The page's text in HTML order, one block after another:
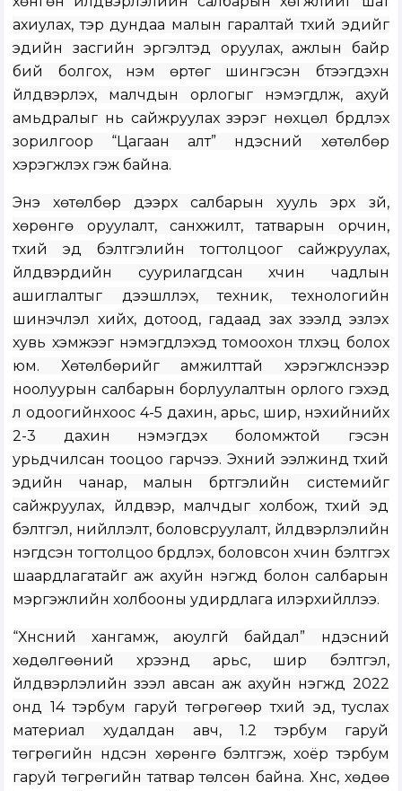
ахиулах, тэр дундаа малын гаралтай түүхий эдийг
эдийн засгийн эргэлтэд оруулах, ажлын байр
бий болгох, нэмүү өртөг шингэсэн бүтээгдэхүүн
үйлдвэрлэх, малчдын орлогыг нэмэгдүүлж, ахуй
амьдралыг нь сайжруулах зэрэг нөхцөл бүрдүүлэх
зорилгоор “Цагаан алт” үндэсний хөтөлбөр
хэрэгжүүлэх гэж байна.
Энэ хөтөлбөр дээрх салбарын хууль эрх зүй,
хөрөнгө оруулалт, санхүүжилт, татварын орчин,
түүхий эд бэлтгэлийн тогтолцоог сайжруулах,
үйлдвэрүүдийн суурилагдсан хүчин чадлын
ашиглалтыг дээшлүүлэх, техник, технологийн
шинэчлэл хийх, дотоод, гадаад зах зээлд эзлэх
хувь хэмжээг нэмэгдүүлэхэд томоохон түлхэц болох
юм. Хөтөлбөрийг амжилттай хэрэгжүүлснээр
ноолуурын салбарын борлуулалтын орлого гэхэд
л одоогийнхоос 4-5 дахин, арьс, шир, нэхийнийх
2-3 дахин нэмэгдэх боломжтой гэсэн
урьдчилсан тооцоо гарчээ. Эхний ээлжинд түүхий
эдийн чанар, малын бүртгэлийн системийг
сайжруулах, үйлдвэр, малчдыг холбож, түүхий эд
бэлтгэл, нийлүүлэлт, боловсруулалт, үйлдвэрлэлийн
нэгдсэн тогтолцоо бүрдүүлэх, боловсон хүчин бэлтгэх
шаардлагатайг аж ахуйн нэгжүүд болон салбарын
мэргэжлийн холбооны удирдлага илэрхийллээ.
“Хүнсний хангамж, аюулгүй байдал” үндэсний
хөдөлгөөний хүрээнд арьс, шир бэлтгэл,
үйлдвэрлэлийн зээл авсан аж ахуйн нэгжүүд 2022
онд 14 тэрбум гаруй төгрөгөөр түүхий эд, туслах
материал худалдан авч, 1.2 тэрбум гаруй
төгрөгийн үндсэн хөрөнгө бэлтгэж, хоёр тэрбум
гаруй төгрөгийн татвар төлсөн байна. Хүнс, хөдөө